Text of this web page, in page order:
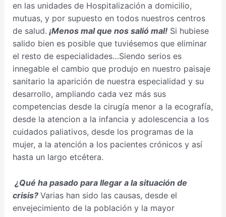
en las unidades de Hospitalización a domicilio,
mutuas, y por supuesto en todos nuestros centros
de salud. ¡Menos mal que nos salió mal! Si hubiese
salido bien es posible que tuviésemos que eliminar
el resto de especialidades…Siendo serios es
innegable el cambio que produjo en nuestro paisaje
sanitario la aparición de nuestra especialidad y su
desarrollo, ampliando cada vez más sus
competencias desde la cirugía menor a la ecografía,
desde la atencion a la infancia y adolescencia a los
cuidados paliativos, desde los programas de la
mujer, a la atención a los pacientes crónicos y así
hasta un largo etcétera.
¿Qué ha pasado para llegar a la situación de
crisis? Varias han sido las causas, desde el
envejecimiento de la población y la mayor